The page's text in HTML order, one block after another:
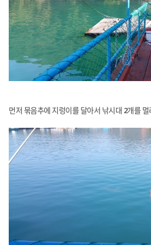
먼저 묶음추에 지렁이를 달아서 낚시대 2개를